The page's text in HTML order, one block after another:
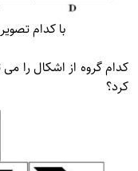
با کدام
کدام گروه از اشکال را
کرد؟